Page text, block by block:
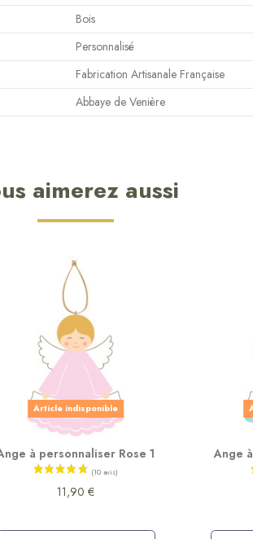
Bois
Personnalisé
Fabrication Artisanale Française
Abbaye de Venière
aimerez aussi
Article indisponible
à personnaliser Rose 1
11,90 €
Ange